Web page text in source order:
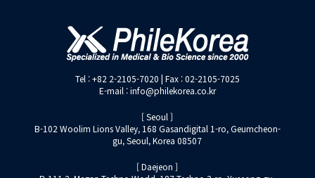
Tel : +82 2-2105-7020 | Fax : 02-2105-7025
E-mail : info@philekorea.co.kr
[ Seoul ]
B-102 Woolim Lions Valley, 168 Gasandigital 1-ro, Geumcheon-
gu, Seoul, Korea 08507
[ Daejeon ]